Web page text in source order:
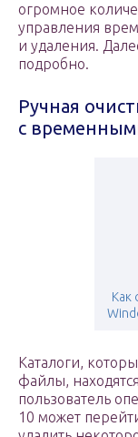
огромное
управления
и удаления.
подробно.
Ручная
с
Как
Каталоги,
файлы,
пользователь
10 может